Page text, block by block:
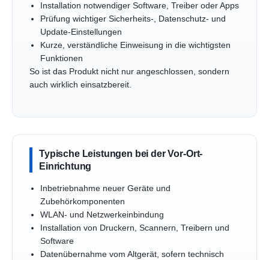
Installation notwendiger Software, Treiber oder Apps
Prüfung wichtiger Sicherheits-, Datenschutz- und
Update-Einstellungen
Kurze, verständliche Einweisung in die wichtigsten
Funktionen
So ist das Produkt nicht nur angeschlossen, sondern
auch wirklich einsatzbereit.
Typische Leistungen bei der Vor-Ort-
Einrichtung
Inbetriebnahme neuer Geräte und
Zubehörkomponenten
WLAN- und Netzwerkeinbindung
Installation von Druckern, Scannern, Treibern und
Software
Datenübernahme vom Altgerät, sofern technisch